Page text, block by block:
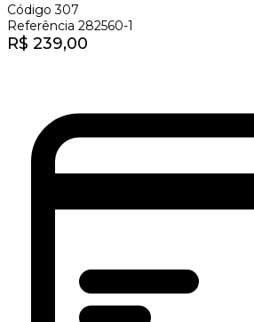
Código 307
Referência 282560-1
R$ 239,00